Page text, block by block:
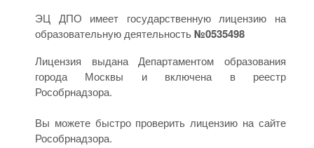
ЭЦ ДПО имеет государственную лицензию на
образовательную деятельность№0535498
Лицензия выдана Департаментом образования
города Москвы и включена в реестр
Рособрнадзора.
Вы можете быстро проверить лицензию на сайте
Рособрнадзора.